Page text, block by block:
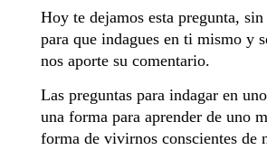
Hoy te dejamos esta pregunta,
para que indagues en ti mismo y
nos aporte su comentario.
Las preguntas para indagar en
una forma para aprender de uno
forma de vivirnos conscientes de